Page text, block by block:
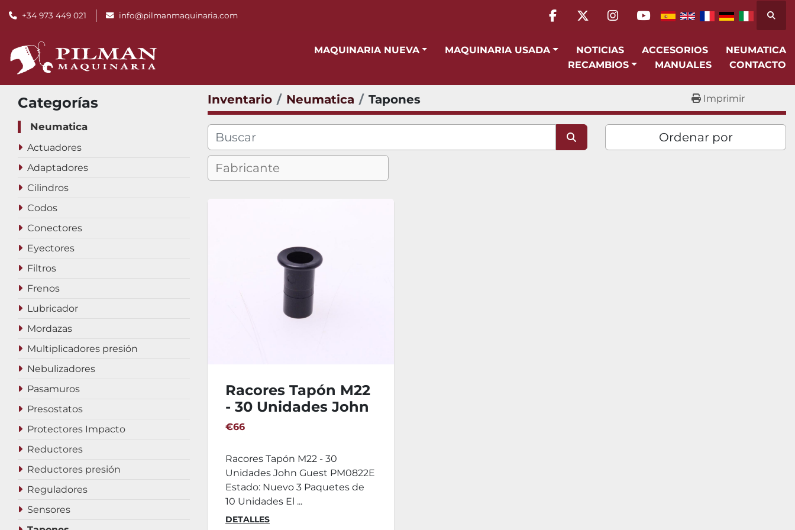
+34 973 449 021 info@pilmanmaquinaria.com
facebook
twitterinstagram
youtube
MAQUINARIA NUEVA MAQUINARIA USADA NOTICIAS ACCESORIOS
NEUMATICA
RECAMBIOS
MANUALES CONTACTO
Categorías
Neumatica
Actuadores
Adaptadores
Cilindros
Codos
Conectores
Eyectores
Filtros
Frenos
Lubricador
Mordazas
Multiplicadores presión
Nebulizadores
Pasamuros
Presostatos
Protectores Impacto
Reductores
Reductores presión
Reguladores
Sensores
Inventario Neumatica Tapones Imprimir
Ordenar por
Racores Tapón M22
- 30 Unidades John
Guest PM0822E
€66
Racores Tapón M22 - 30
Unidades John Guest PM0822E
Estado: Nuevo 3 Paquetes de
10 Unidades El ...
DETALLES